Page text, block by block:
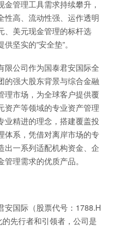
管理工具需求持续攀升，
性高、流动性强、运作透明
、美元现金管理的标杆选
坚实的”安全垫”。
限公司作为国泰君安国际全
的强大股东背景与综合金融
理市场，为全球客户提供覆
资产等领域的专业资产管理
业精进的理念，搭建覆盖投
体系，凭借对离岸市场的专
出一系列适配机构资金、企
理需求的优质产品。
安国际（股票代号：1788.H
先行者和引领者，公司是